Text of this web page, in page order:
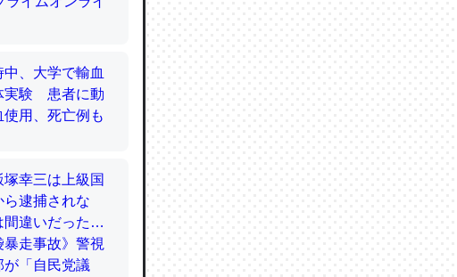
こうかと画策
が分かるのでこ
ンが劇的に変化し